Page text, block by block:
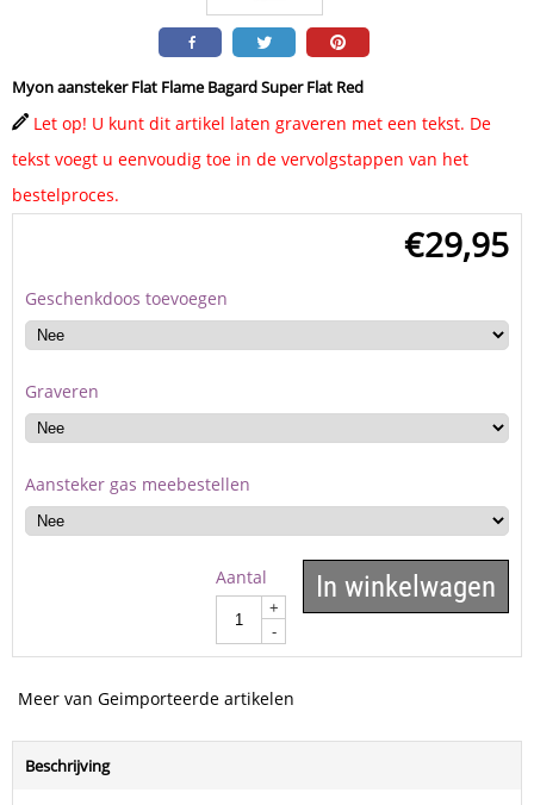
Myon aansteker Flat Flame Bagard Super Flat Red
Let op! U kunt dit artikel laten graveren met een tekst. De
tekst voegt u eenvoudig toe in de vervolgstappen van het
bestelproces.
€29,95
Geschenkdoos toevoegen
Graveren
Aansteker gas meebestellen
Aantal
+
-
In winkelwagen
Meer van Geimporteerde artikelen
Beschrijving